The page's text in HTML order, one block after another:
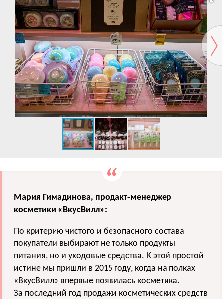
Мария Гимадинова, продакт-менеджер
косметики «ВкусВилл»:
По критерию чистого и безопасного состава
покупатели выбирают не только продукты
питания, но и уходовые средства. К этой простой
истине мы пришли в 2015 году, когда на полках
«ВкусВилл» впервые появилась косметика.
За последний год продажи косметических средств